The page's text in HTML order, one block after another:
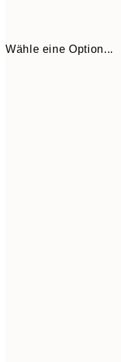
Wähle eine Option...